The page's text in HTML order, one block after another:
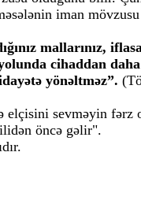
iman
mallarınız,
cihaddan
yönəltməz”.
sevməyin fərz
öncə gəlir".